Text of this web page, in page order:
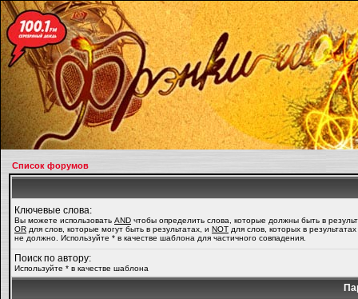
Список форумов
Ключевые слова:
Вы можете использовать AND чтобы определить слова, которые должны быть в
OR для слов, которые могут быть в результатах, и NOT для слов, которых в
не должно. Используйте * в качестве шаблона для частичного совпадения.
Поиск по автору:
Используйте * в качестве шаблона